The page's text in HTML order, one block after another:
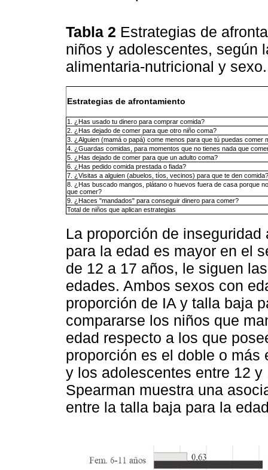
Tabla 2 Estrategias de
niños y adolescentes, según
alimentaria-nutricional y
Estrategias de afrontamiento
1. ¿Has usado tu dinero para comprar comida?
2. ¿Has dejado de comer para que otro niño coma?
3. ¿Alguien (mamá o papá) come menos para que tú puedas comer
4. ¿Guardas comidas, para momentos que no tienes nada que
5. ¿Has dejado de comer para que un adulto coma?
6. ¿Has pedido comida prestada o fiada?
7. ¿Visitas a alguien (abuelos, tíos, vecinos) para que te den comida?
8. ¿Has buscado mangos, plátano o huevos fuera de casa porque
que comer?
9. ¿Haces "mandados" para conseguir dinero para comer?
Total de niños que aplican estrategias
La proporción de
para la edad es mayor en el
de 12 a 17 años, le siguen
edades. Ambos sexos con
proporción de IA y talla baja
compararse los niños que
edad respecto a los que
proporción es el doble o más
y los adolescentes entre 12 y
Spearman muestra una
entre la talla baja para la